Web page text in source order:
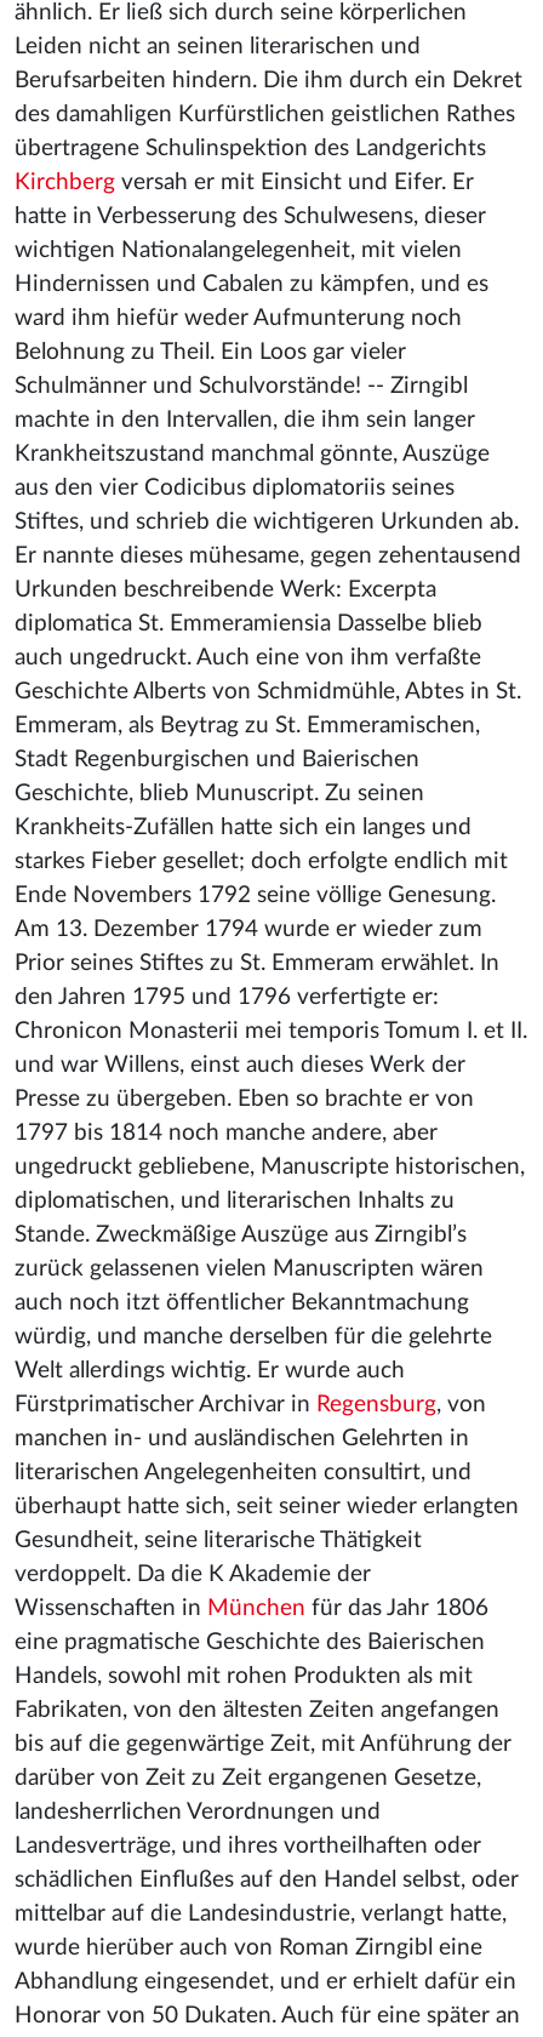
ähnlich. Er ließ sich durch seine körperlichen
Leiden nicht an seinen literarischen und
Berufsarbeiten hindern. Die ihm durch ein Dekret
des damahligen Kurfürstlichen geistlichen Rathes
übertragene Schulinspektion des Landgerichts
Kirchberg versah er mit Einsicht und Eifer. Er
hatte in Verbesserung des Schulwesens, dieser
wichtigen Nationalangelegenheit, mit vielen
Hindernissen und Cabalen zu kämpfen, und es
ward ihm hiefür weder Aufmunterung noch
Belohnung zu Theil. Ein Loos gar vieler
Schulmänner und Schulvorstände! -- Zirngibl
machte in den Intervallen, die ihm sein langer
Krankheitszustand manchmal gönnte, Auszüge
aus den vier Codicibus diplomatoriis seines
Stiftes, und schrieb die wichtigeren Urkunden ab.
Er nannte dieses mühesame, gegen zehentausend
Urkunden beschreibende Werk: Excerpta
diplomatica St. Emmeramiensia Dasselbe blieb
auch ungedruckt. Auch eine von ihm verfaßte
Geschichte Alberts von Schmidmühle, Abtes in St.
Emmeram, als Beytrag zu St. Emmeramischen,
Stadt Regenburgischen und Baierischen
Geschichte, blieb Munuscript. Zu seinen
Krankheits-Zufällen hatte sich ein langes und
starkes Fieber gesellet; doch erfolgte endlich mit
Ende Novembers 1792 seine völlige Genesung.
Am 13. Dezember 1794 wurde er wieder zum
Prior seines Stiftes zu St. Emmeram erwählet. In
den Jahren 1795 und 1796 verfertigte er:
Chronicon Monasterii mei temporis Tomum I. et II.
und war Willens, einst auch dieses Werk der
Presse zu übergeben. Eben so brachte er von
1797 bis 1814 noch manche andere, aber
ungedruckt gebliebene, Manuscripte historischen,
diplomatischen, und literarischen Inhalts zu
Stande. Zweckmäßige Auszüge aus Zirngibl’s
zurück gelassenen vielen Manuscripten wären
auch noch itzt öffentlicher Bekanntmachung
würdig, und manche derselben für die gelehrte
Welt allerdings wichtig. Er wurde auch
Fürstprimatischer Archivar in Regensburg, von
manchen in- und ausländischen Gelehrten in
literarischen Angelegenheiten consultirt, und
überhaupt hatte sich, seit seiner wieder erlangten
Gesundheit, seine literarische Thätigkeit
verdoppelt. Da die K Akademie der
Wissenschaften in München für das Jahr 1806
eine pragmatische Geschichte des Baierischen
Handels, sowohl mit rohen Produkten als mit
Fabrikaten, von den ältesten Zeiten angefangen
bis auf die gegenwärtige Zeit, mit Anführung der
darüber von Zeit zu Zeit ergangenen Gesetze,
landesherrlichen Verordnungen und
Landesverträge, und ihres vortheilhaften oder
schädlichen Einflußes auf den Handel selbst, oder
mittelbar auf die Landesindustrie, verlangt hatte,
wurde hierüber auch von Roman Zirngibl eine
Abhandlung eingesendet, und er erhielt dafür ein
Honorar von 50 Dukaten. Auch für eine später an